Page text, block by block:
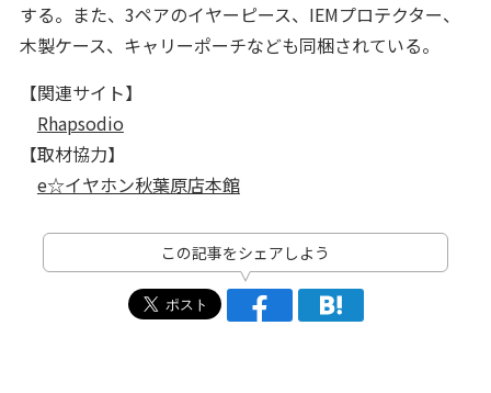
する。また、3ペアのイヤーピース、IEMプロテクター、
木製ケース、キャリーポーチなども同梱されている。
【関連サイト】
Rhapsodio
【取材協力】
e☆イヤホン秋葉原店本館
この記事をシェアしよう